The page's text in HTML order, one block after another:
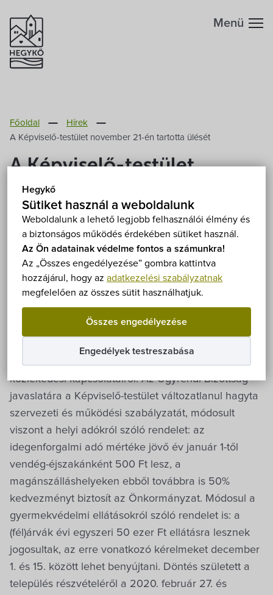
Hegykő
Sütiket használ a weboldalunk
Weboldalunk a lehető legjobb felhasználói élmény és
a biztonságos működés érdekében sütiket használ.
Az Ön adatainak védelme fontos a számunkra!
Az „Összes engedélyezése” gombra kattintva
hozzájárul, hogy az adatkezelési szabályzatnak
megfelelően az összes sütit használhatjuk.
Összes engedélyezése
Engedélyek testreszabása
Megközelítés
Fontos telefonszámok
Földrajzi adottság
Éghajlat
Hegykő történelme
Szabadidő
Éttermek
Programok
Önkormányzat
Hírek
Képviselő-testület
Választási információk
Közoktatási Intézmények
Egyesületek, alapítványok
Villa Igku Kft.
Közérdekű adatok
Menü
Főoldal
Hírek
A Képviselő-testület november 21-én tartotta ülését
A Képviselő-testület
november 21-én tartotta
ülését
2019. November 21.
Önkormányzatunk Képviselő-testülete 2019.
november 21-én megtartott ülésén tulajdonosi és
közútkezelői hozzájárulást adott a Tornácos Ház
termálfürdő parkoló felé történő bővítéséhez, ezzel
együtt tárgyalt a decemberben nyíló Tornácos
közlekedési kapcsolatairól. Az Ügyrendi Bizottság
javaslatára a Képviselő-testület változatlanul hagyta
szervezeti és működési szabályzatát, módosult
viszont a helyi adókról szóló rendelet: az
idegenforgalmi adó mértéke jövő év január 1-től
vendég-éjszakánként 500 Ft lesz, a
magánszálláshelyeken ebből továbbra is 50%
kedvezményt biztosít az Önkormányzat. Módosul a
gyermekvédelmi ellátásokról szóló rendelet is: a
(fél)árvák évi egyszeri 50 ezer Ft ellátásra lesznek
jogosultak, az erre vonatkozó kérelmeket december
1. és 15. között lehet benyújtani. Döntés született a
település részvételéről a 2020. február 27. és